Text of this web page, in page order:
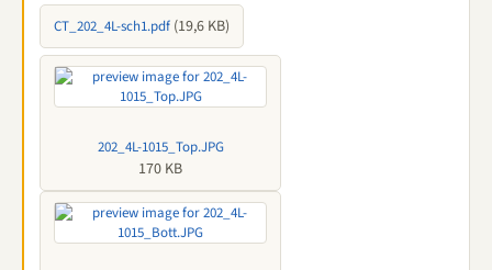
CT_202_4L-sch1.pdf (19,6 KB)
202_4L-1015_Top.JPG
170 KB